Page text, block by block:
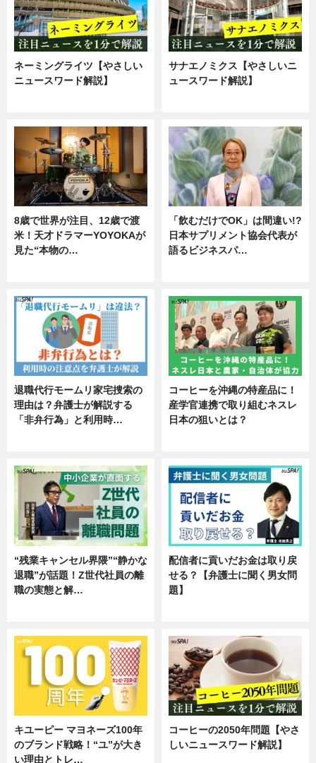
ネーミングライツ【やさしい
ニュースワード解説】
サナエノミクス【やさしいニ
ュースワード解説】
8歳で世界が注目、12歳で渡
米！天才ドラマーYOYOKAが
見た“本物の…
「飲むだけでOK」は間違い!?
日本サプリメント協会代表が
語るビジネスパ…
退職代行モームリ家宅捜索の
理由は？弁護士が解説する
「非弁行為」と利用時…
コーヒーを沖縄の特産品に！
産学官連携で取り組むネスレ
日本の狙いとは？
“残業キャンセル界隈”“静かな
退職”が話題！Z世代社員の離
職の実態と解…
配信者に貢いだお金は取り戻
せる？【弁護士に聞く男女問
題】
キユーピー マヨネーズ100年
のブランド戦略！“ユ”が大き
い理由とトレ…
コーヒーの2050年問題【やさ
しいニュースワード解説】